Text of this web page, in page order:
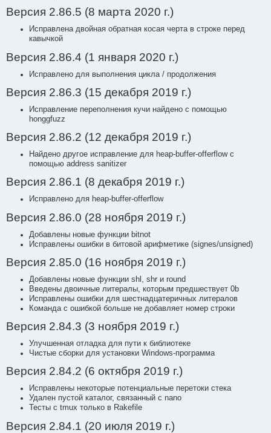
Версия 2.86.5 (8 марта 2020 г.)
Исправлена двойная обратная косая черта в строке перед
кавычкой
Версия 2.86.4 (1 января 2020 г.)
Исправлено для выполнения цикла / продолжения
Версия 2.86.3 (15 декабря 2019 г.)
Исправление переполнения кучи найдено с помощью
honggfuzz
Версия 2.86.2 (12 декабря 2019 г.)
Найдено другое исправление для heap-buffer-offerflow с
помощью address sanitizer
Версия 2.86.1 (8 декабря 2019 г.)
Исправлено для heap-buffer-offerflow
Версия 2.86.0 (28 ноября 2019 г.)
Добавлены новые функции bitnot
Исправлены ошибки в битовой арифметике (signes/unsigned)
Версия 2.85.0 (16 ноября 2019 г.)
Добавлены новые функции shl, shr и round
Введены двоичные литералы, которым предшествует 0b
Исправлены ошибки для шестнадцатеричных литералов
Команда с ошибкой больше не добавляет номер строки
Версия 2.84.3 (3 ноября 2019 г.)
Улучшенная отладка для пути к библиотеке
Чистые сборки для установки Windows-программа
Версия 2.84.2 (6 октября 2019 г.)
Исправлены некоторые потенциальные перетоки стека
Удален пустой каталог, связанный с nano
Тесты с tmux только в Rakefile
Версия 2.84.1 (20 июля 2019 г.)